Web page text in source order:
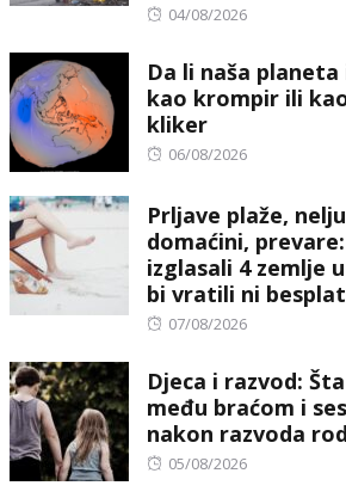
Posted
04/08/2026
Da li naša planeta
kao krompir ili
kliker
Posted
06/08/2026
Prljave plaže,
domaćini,
izglasali 4 zemlje
bi vratili ni
Posted
07/08/2026
Djeca i razvod:
među braćom i
nakon razvoda
Posted
05/08/2026